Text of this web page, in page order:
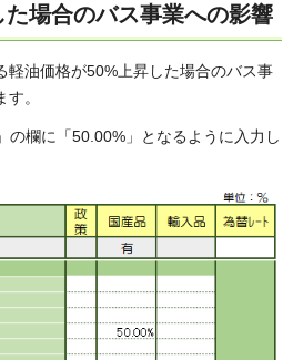
場合のバス事業への影響
軽油価格が50%上昇した場合のバス事
。
の欄に「50.00%」となるように入力し